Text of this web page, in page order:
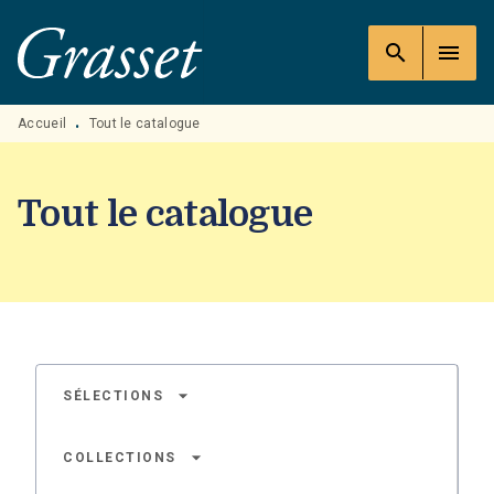
MENU RECHERCHE
PIED DE PAGE
search menu
Accueil • Tout le catalogue
Tout le catalogue
SÉLECTIONS arrow_drop_down
COLLECTIONS arrow_drop_down